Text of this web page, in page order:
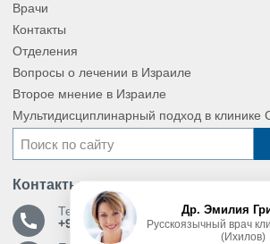
Врачи
Контакты
Отделения
Вопросы о лечении в Израиле
Второе мнение в Израиле
Мультидисциплинарный подход в клинике
Контакты
Телефон
+972 772 201 206
Др. Эмилия
Русскоязычный врач
(Ихилов)